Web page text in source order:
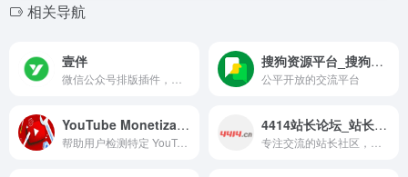
相关导航
壹伴 搜狗资源平台_搜狗站长平台
公平开放的交流平台
YouTube Monetization
帮助用户检测特定 YouTube 频道或视频是否已启用货币化功能
4414站长论坛_站长交易论坛_站长社区